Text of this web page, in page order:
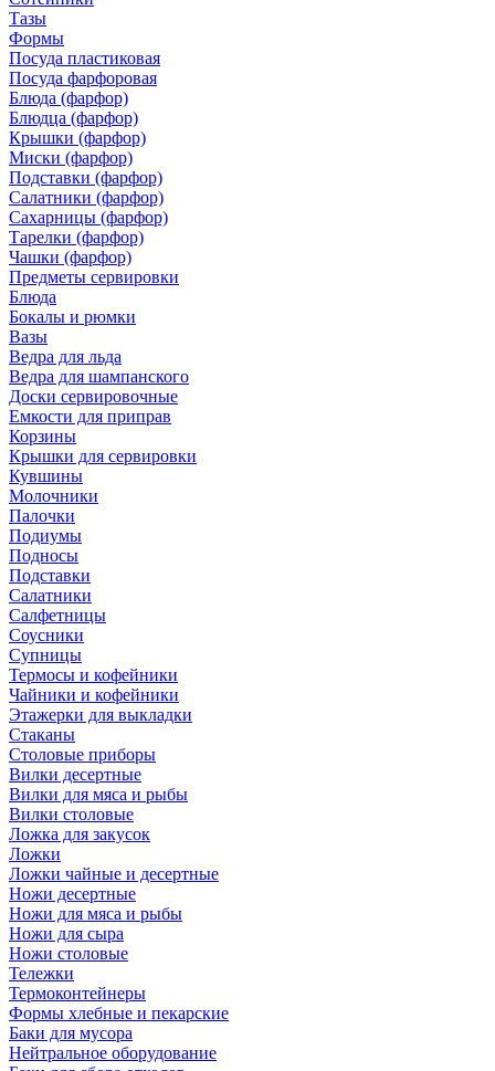
Тазы
Формы
Посуда пластиковая
Посуда фарфоровая
Блюда (фарфор)
Блюдца (фарфор)
Крышки (фарфор)
Миски (фарфор)
Подставки (фарфор)
Салатники (фарфор)
Сахарницы (фарфор)
Тарелки (фарфор)
Чашки (фарфор)
Предметы сервировки
Блюда
Бокалы и рюмки
Вазы
Ведра для льда
Ведра для шампанского
Доски сервировочные
Емкости для приправ
Корзины
Крышки для сервировки
Кувшины
Молочники
Палочки
Подиумы
Подносы
Подставки
Салатники
Салфетницы
Соусники
Супницы
Термосы и кофейники
Чайники и кофейники
Этажерки для выкладки
Стаканы
Столовые приборы
Вилки десертные
Вилки для мяса и рыбы
Вилки столовые
Ложка для закусок
Ложки
Ложки чайные и десертные
Ножи десертные
Ножи для мяса и рыбы
Ножи для сыра
Ножи столовые
Тележки
Термоконтейнеры
Формы хлебные и пекарские
Баки для мусора
Нейтральное оборудование